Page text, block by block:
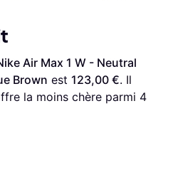
Air Max 1 W - Neutral
Brown est 123,00 €. Il
la moins chère parmi 4